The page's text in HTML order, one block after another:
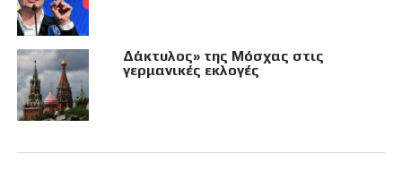
Δάκτυλος» της Μόσχας στις
γερμανικές εκλογές